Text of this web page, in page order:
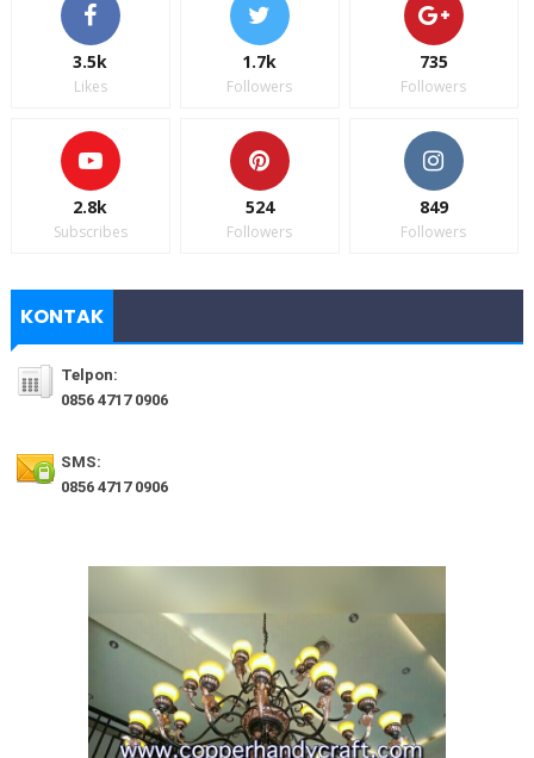
3.5k
Likes
1.7k
Followers
735
Followers
2.8k
Subscribes
524
Followers
849
Followers
KONTAK
Telpon:
0856 4717 0906
SMS:
0856 4717 0906